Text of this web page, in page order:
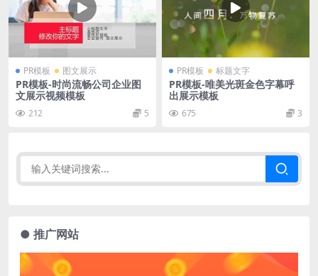
PR模板 图文展示
PR模板-时尚流畅公司企业图
文展示视频模板
212 5
PR模板 标题文字
PR模板-唯美光斑金色字幕呼
出展示模板
675 3
● 推广网站